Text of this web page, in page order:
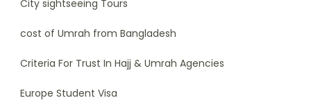
City sightseeing Tours
cost of Umrah from Bangladesh
Criteria For Trust In Hajj & Umrah Agencies
Europe Student Visa